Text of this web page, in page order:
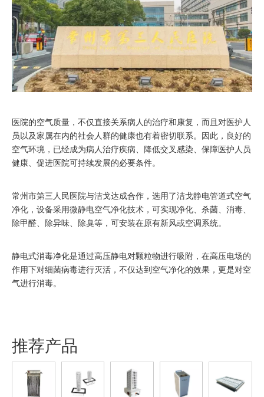
医院的空气质量，不仅直接关系病人的治疗和康复，而且对医护人
员以及家属在内的社会人群的健康也有着密切联系。因此，良好的
空气环境，已经成为病人治疗疾病、降低交叉感染、保障医护人员
健康、促进医院可持续发展的必要条件。
常州市第三人民医院与洁戈达成合作，选用了洁戈静电管道式空气
净化，设备采用微静电空气净化技术，可实现净化、杀菌、消毒、
除甲醛、除异味、除臭等，可安装在原有新风或空调系统。
静电式消毒净化是通过高压静电对颗粒物进行吸附，在高压电场的
作用下对细菌病毒进行灭活，不仅达到空气净化的效果，更是对空
气进行消毒。
推荐产品